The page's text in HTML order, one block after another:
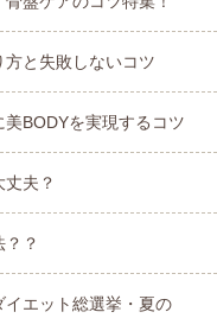
と失敗しないコツ
BODYを実現するコツ
夫？
？
エット総選挙・夏の